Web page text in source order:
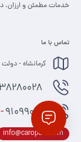
خدمات مطمئن و ارزان،
تماس با ما
کرمانشاه -
| 09330011808
91099074
info@caropart.com